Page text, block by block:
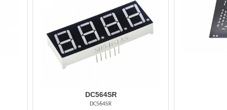
DC564SR
DC564SR